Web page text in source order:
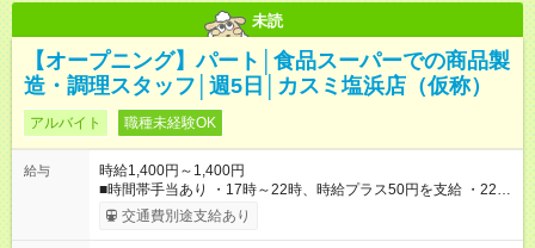
未読
【オープニング】パート│食品スーパーでの商品製
造・調理スタッフ│週5日│カスミ塩浜店（仮称）
アルバイト 職種未経験OK
給与
時給1,400円～1,400円
■時間帯手当あり ・17時～22時、時給プラス50円を支給 ・22時
交通費別途支給あり